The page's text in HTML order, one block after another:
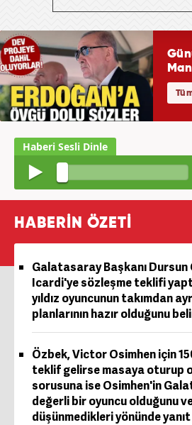
HABERİN ÖZETİ
Galatasaray Başkanı
Icardi'ye sözleşme teklifi
yıldız oyuncunun takımdan
planlarının hazır olduğunu
Özbek, Victor Osimhen için
teklif gelirse masaya oturup
sorusuna ise Osimhen'in
değerli bir oyuncu olduğunu
düşünmedikleri yönünde